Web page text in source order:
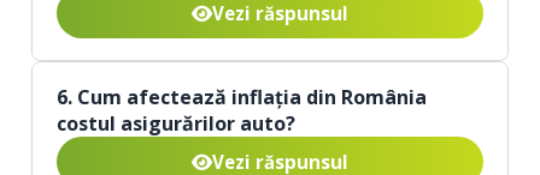
Vezi răspunsul
6. Cum afectează inflația din România
costul asigurărilor auto?
Vezi răspunsul